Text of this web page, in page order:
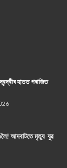
হাতত পৰাজিত
আদবাটতে মৃত্যু যুৱ